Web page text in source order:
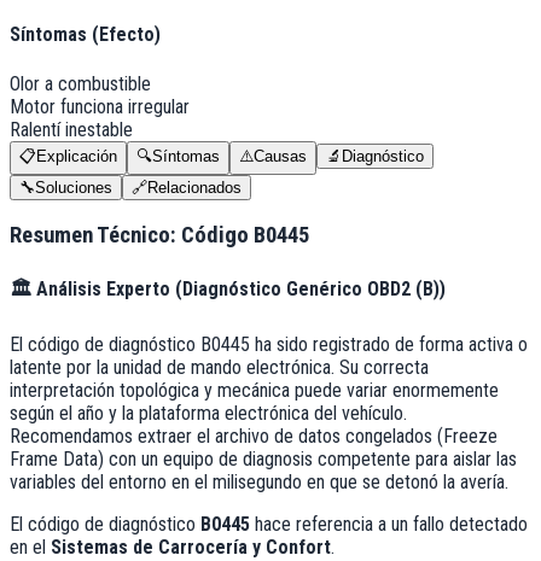
Síntomas (Efecto)
Olor a combustible
Motor funciona irregular
Ralentí inestable
📋 Explicación 🔍Síntomas ⚠️Causas 🔬 Diagnóstico
🔧Soluciones 🔗Relacionados
Resumen Técnico: Código B0445
🏛️ Análisis Experto (Diagnóstico Genérico OBD2 (B))
El código de diagnóstico B0445 ha sido registrado de forma activa o
latente por la unidad de mando electrónica. Su correcta
interpretación topológica y mecánica puede variar enormemente
según el año y la plataforma electrónica del vehículo.
Recomendamos extraer el archivo de datos congelados (Freeze
Frame Data) con un equipo de diagnosis competente para aislar las
variables del entorno en el milisegundo en que se detonó la avería.
El código de diagnóstico B0445 hace referencia a un fallo detectado
en el Sistemas de Carrocería y Confort.